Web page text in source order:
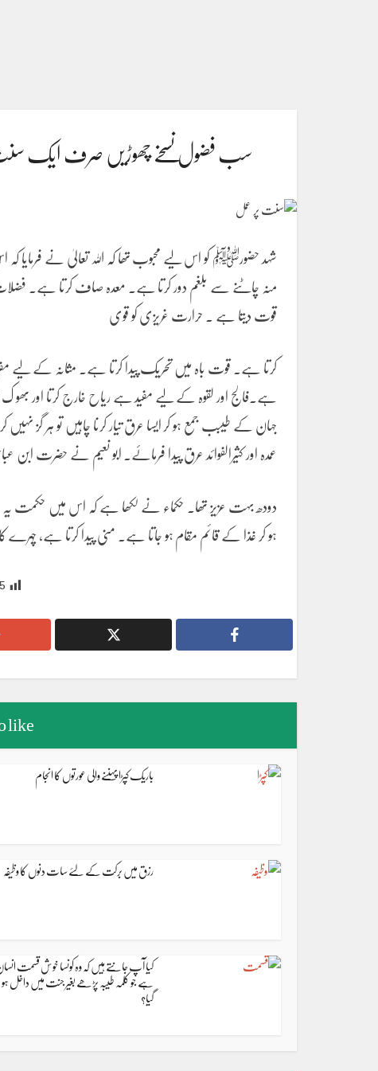
سب فضول نسخے چھوڑیں صرف ایک سنت
شہد حضورﷺ کو اس لیے محبوب تھا کہ اللہ تعالیٰ نے
منہ چاٹنے سے بلغم دور کرتا ہے. معدہ صاف کرتا ہے.
قوت دیتا ہے . حرارت غریزی کو قوی
کرتا ہے. قوت باہ میں تحریک پیدا کرتا ہے. مثانہ کے لیے
ہے.فالج اور لقوہ کے لیے مفید ہے ریاح خارج کرتا اور بھو
جہان کے طیبب جمع ہو کر ایسا عرق تیار کرنا چاہیں تو ہر
عمدہ اور کثیرالفوائد عرق پیدا فرمائے. ابو نعیم نے
دودھ بہت عزیز تھا. حکماء نے لکھا ہے کہ اس میں حکمت یہ
ہو کر غذا کے قائم مقام ہو جاتا ہے. منی پیدا کرتا ہے،
like
باریک کپڑا پہننے والی عورتوں کا انجام
رزق میں برکت کے لئے سات دنوں کا وظیفہ
کیا آپ جانتے ہیں کہ وہ کونسا خوش قسمت
ہے جو کلمہ طیبہ پڑھے بغیر جنت میں داخل ہو
گیا؟